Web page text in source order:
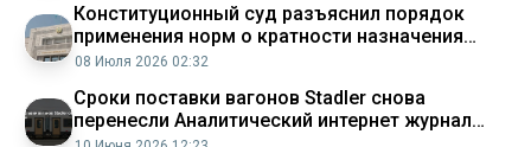
Конституционный суд разъяснил порядок
применения норм о кратности назначения
ряда должностных лиц
08 Июля 2026 02:32
Сроки поставки вагонов Stadler снова
перенесли Аналитический интернет журнал
Власть